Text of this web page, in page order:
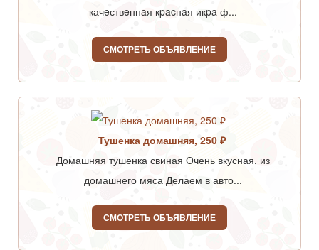
качeствeннaя кpacнaя икpa ф...
СМОТРЕТЬ ОБЪЯВЛЕНИЕ
Тушенка домашняя, 250 ₽
Домашняя тушенка свиная Очень вкусная, из
домашнего мяса Делаем в авто...
СМОТРЕТЬ ОБЪЯВЛЕНИЕ